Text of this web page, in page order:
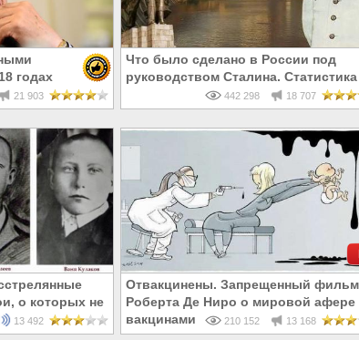
годах
а не русские
21 903
Что было сделано в России под
руководством Сталина. Статистика
442 298 18 707
о которых не
13 492
Отвакцинены. Запрещенный фильм
Роберта Де Ниро о мировой афере
вакцинами
210 152 13 168